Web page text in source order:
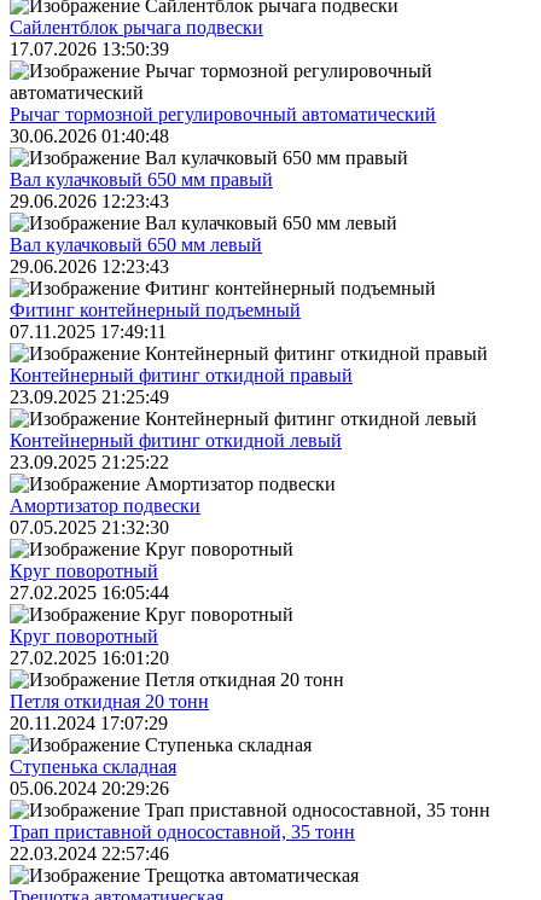
Сайлентблок рычага подвески
17.07.2026 13:50:39
Рычаг тормозной регулировочный автоматический
30.06.2026 01:40:48
Вал кулачковый 650 мм правый
29.06.2026 12:23:43
Вал кулачковый 650 мм левый
29.06.2026 12:23:43
Фитинг контейнерный подъемный
07.11.2025 17:49:11
Контейнерный фитинг откидной правый
23.09.2025 21:25:49
Контейнерный фитинг откидной левый
23.09.2025 21:25:22
Амортизатор подвески
07.05.2025 21:32:30
Круг поворотный
27.02.2025 16:05:44
Круг поворотный
27.02.2025 16:01:20
Петля откидная 20 тонн
20.11.2024 17:07:29
Ступенька складная
05.06.2024 20:29:26
Трап приставной односоставной, 35 тонн
22.03.2024 22:57:46